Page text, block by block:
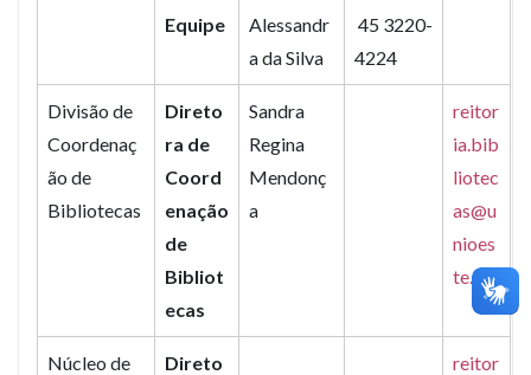
Equipe
Alessandr
a da Silva
45 3220-
4224
Divisão de
Coordenaç
ão de
Bibliotecas
Direto
ra de
Coord
enação
de
Bibliot
ecas
Sandra
Regina
Mendonç
a
reitor
ia.bib
liotec
as@u
nioes
te.br
Núcleo de
Direto
reitor